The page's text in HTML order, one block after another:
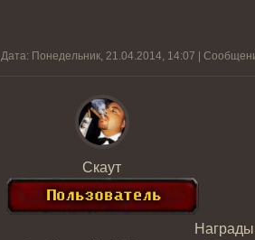
Дата: Понедельник, 21.04.2014, 14:07 |
Скаут